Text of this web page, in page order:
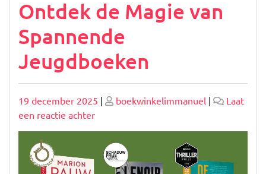
Ontdek de Magie van
Spannende
Jeugdboeken
Geplaatst
op
19 december 2025 | Geplaatst
boekwinkelimmanuel |
Laat
een reactie achterop
Ontdek
Magie